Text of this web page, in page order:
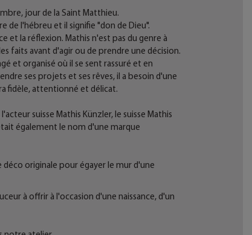
jour de la Saint Matthieu.
de l'hébreu et il signifie "don de Dieu".
et la réflexion. Mathis n'est pas du genre à
faits avant d'agir ou de prendre une décision.
et organisé où il se sent rassuré et en
ses projets et ses rêves, il a besoin d'une
fidèle, attentionné et délicat.
suisse Mathis Künzler, le suisse Mathis
également le nom d'une marque
originale pour égayer le mur d'une
à offrir à l'occasion d'une naissance, d'un